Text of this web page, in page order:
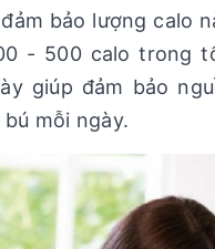
bảo lượng calo
- 500 calo trong
giúp đảm bảo
mỗi ngày.